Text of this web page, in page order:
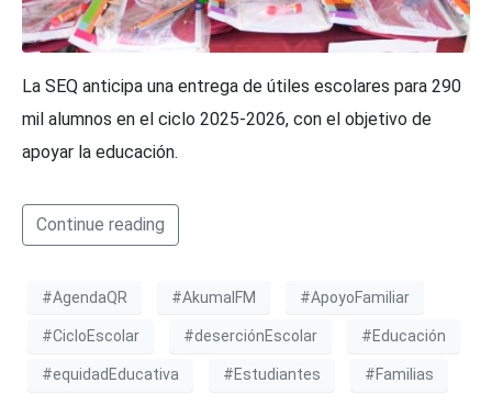
La SEQ anticipa una entrega de útiles escolares para 290
mil alumnos en el ciclo 2025-2026, con el objetivo de
apoyar la educación.
Continue reading
#AgendaQR #AkumalFM #ApoyoFamiliar
#CicloEscolar #deserciónEscolar #Educación
#equidadEducativa #Estudiantes #Familias